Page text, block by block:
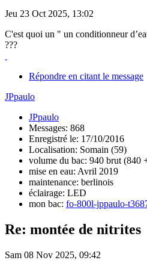
Jeu 23 Oct 2025, 13:02
C'est quoi un " un conditionneur
???
Répondre en citant le message
JPpaulo
JPpaulo
Messages: 868
Enregistré le: 17/10/2016
Localisation: Somain (59)
volume du bac: 940 brut (840
mise en eau: Avril 2019
maintenance: berlinois
éclairage: LED
mon bac: fo-800l-jppaulo-
Re: montée de nitrites
Sam 08 Nov 2025, 09:42